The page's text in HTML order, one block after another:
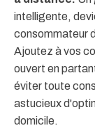
intelligente,
consommateur
Ajoutez à vos
ouvert en
éviter toute
astucieux
domicile.